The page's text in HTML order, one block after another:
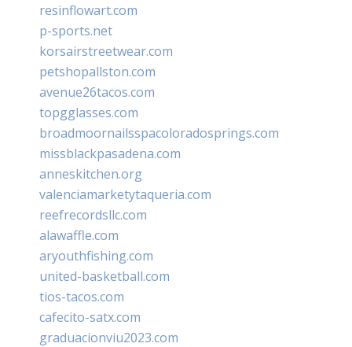
resinflowart.com
p-sports.net
korsairstreetwear.com
petshopallston.com
avenue26tacos.com
topgglasses.com
broadmoornailsspacoloradosprings.com
missblackpasadena.com
anneskitchen.org
valenciamarketytaqueria.com
reefrecordsllc.com
alawaffle.com
aryouthfishing.com
united-basketball.com
tios-tacos.com
cafecito-satx.com
graduacionviu2023.com